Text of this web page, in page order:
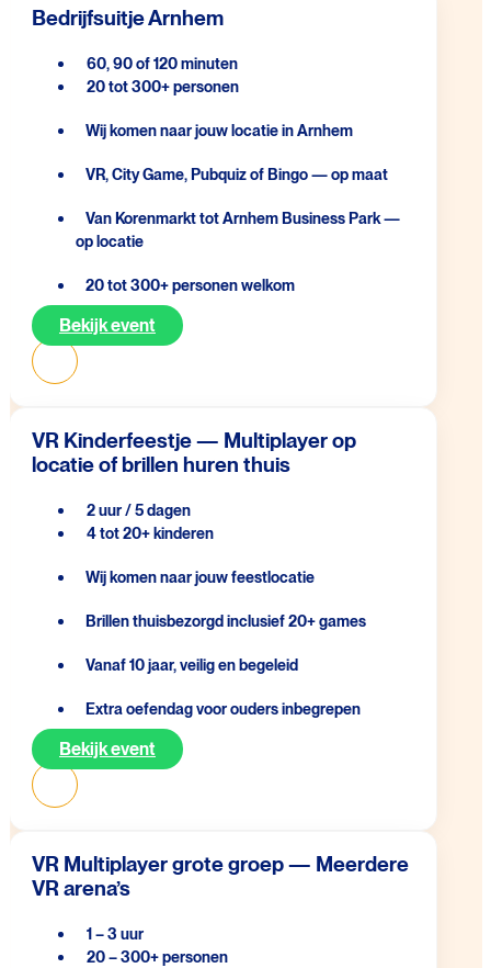
Bedrijfsuitje Arnhem
60, 90 of 120 minuten
20 tot 300+ personen
Wij komen naar jouw locatie in Arnhem
VR, City Game, Pubquiz of Bingo — op maat
Van Korenmarkt tot Arnhem Business Park —
op locatie
20 tot 300+ personen welkom
Bekijk event
VR Kinderfeestje — Multiplayer op
locatie of brillen huren thuis
2 uur / 5 dagen
4 tot 20+ kinderen
Wij komen naar jouw feestlocatie
Brillen thuisbezorgd inclusief 20+ games
Vanaf 10 jaar, veilig en begeleid
Extra oefendag voor ouders inbegrepen
Bekijk event
VR Multiplayer grote groep — Meerdere
VR arena’s
1 – 3 uur
20 – 300+ personen